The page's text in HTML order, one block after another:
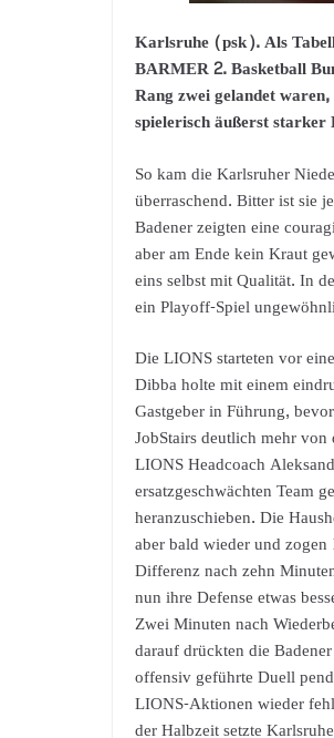
Karlsruhe (psk). Als
BARMER 2. Basketball
Rang zwei gelandet
spielerisch äußerst
So kam die Karlsruher
überraschend. Bitter ist sie
Badener zeigten eine
aber am Ende kein Kraut
eins selbst mit Qualität. In
ein Playoff-Spiel
Die LIONS starteten vor
Dibba holte mit einem
Gastgeber in Führung,
JobStairs deutlich mehr
LIONS Headcoach
ersatzgeschwächten Team
heranzuschieben. Die
aber bald wieder und
Differenz nach zehn
nun ihre Defense etwas
Zwei Minuten nach
darauf drückten die
offensiv geführte Duell
LIONS-Aktionen wieder
der Halbzeit setzte